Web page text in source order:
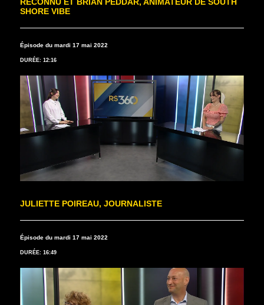
SHORE VIBE
Épisode du mardi 17 mai 2022
DURÉE: 12:16
JULIETTE POIREAU, JOURNALISTE
Épisode du mardi 17 mai 2022
DURÉE: 16:49